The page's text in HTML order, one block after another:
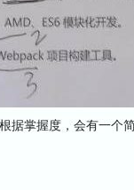
掌握度，会有一个